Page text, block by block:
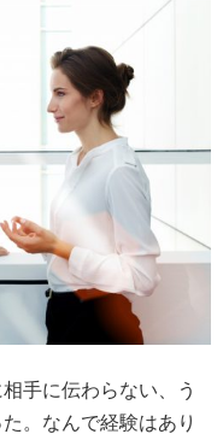
手に伝わらない、う
。なんで経験はあり